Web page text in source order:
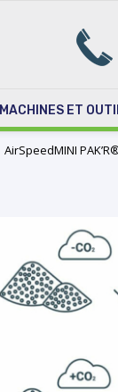
MACHINES ET
AirSpeedMINI